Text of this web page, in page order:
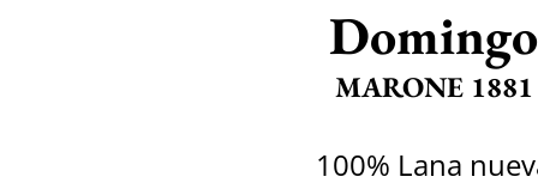
Domingo
MARONE 1881
100% Lana